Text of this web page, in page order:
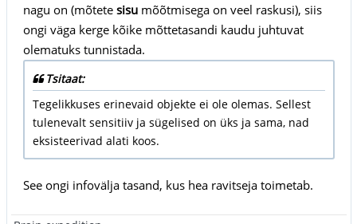
nagu on (mõtete sisu mõõtmisega on veel raskusi), siis
ongi väga kerge kõike mõttetasandi kaudu juhtuvat
olematuks tunnistada.
Tsitaat:
Tegelikkuses erinevaid objekte ei ole olemas. Sellest
tulenevalt sensitiiv ja sügelised on üks ja sama, nad
eksisteerivad alati koos.
See ongi infovälja tasand, kus hea ravitseja toimetab.